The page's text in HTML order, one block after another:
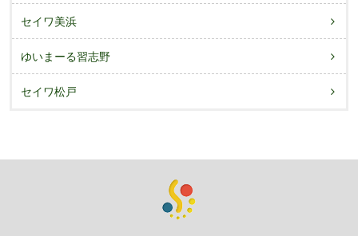
セイワ美浜
ゆいまーる習志野
セイワ松戸